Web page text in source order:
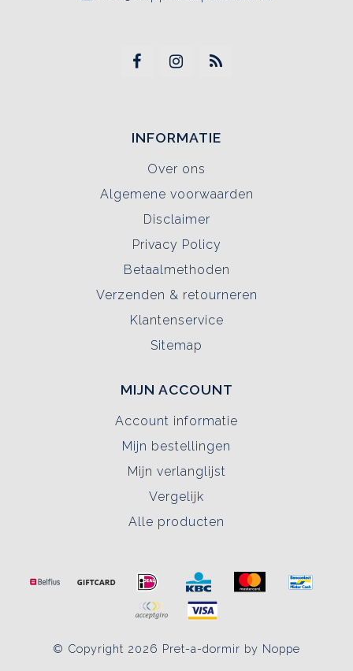
INFORMATIE
Over ons
Algemene voorwaarden
Disclaimer
Privacy Policy
Betaalmethoden
Verzenden & retourneren
Klantenservice
Sitemap
MIJN ACCOUNT
Account informatie
Mijn bestellingen
Mijn verlanglijst
Vergelijk
Alle producten
© Copyright 2026 Pret-a-dormir by Noppe